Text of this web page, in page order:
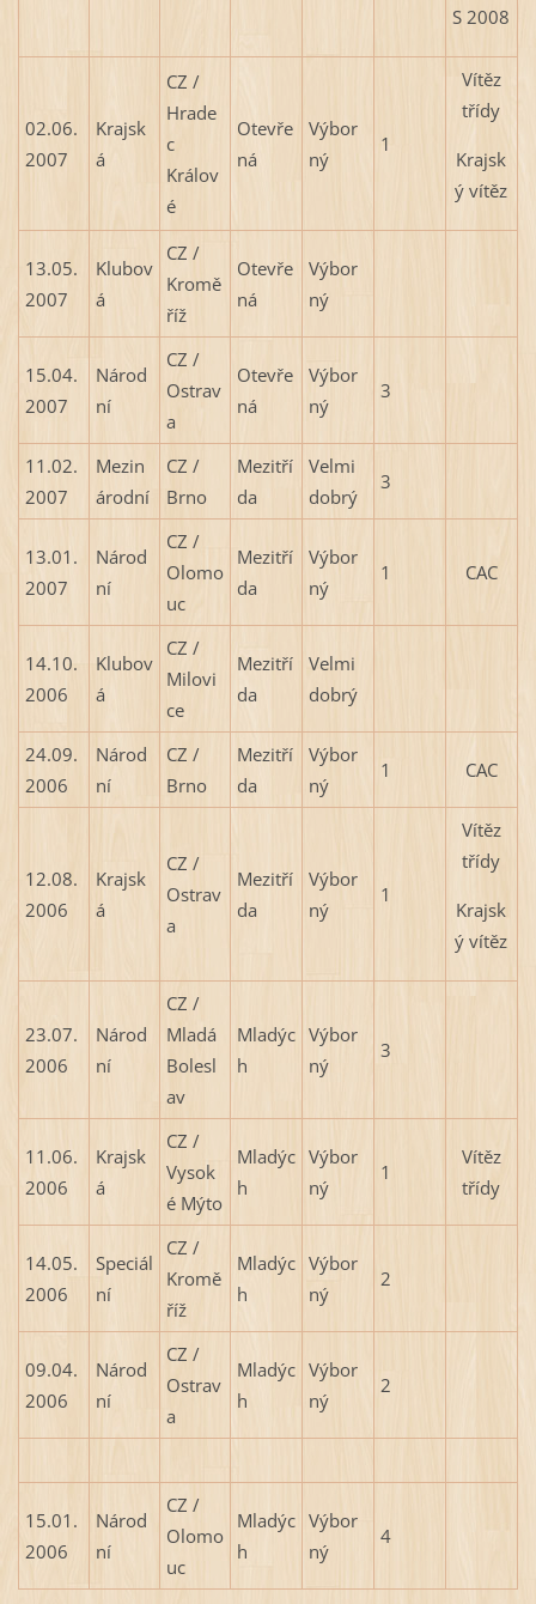
S 2008
02.06.
2007
Krajsk
á
CZ /
Hrade
c
Králov
é
Otevře
ná
Výbor
ný
1
Vítěz
třídy
Krajsk
ý vítěz
13.05.
2007
Klubov
á
CZ /
Kromě
říž
Otevře
ná
Výbor
ný
15.04.
2007
Národ
ní
CZ /
Ostrav
a
Otevře
ná
Výbor
ný
3
11.02.
2007
Mezin
árodní
CZ /
Brno
Mezitří
da
Velmi
dobrý
3
13.01.
2007
Národ
ní
CZ /
Olomo
uc
Mezitří
da
Výbor
ný
1 CAC
14.10.
2006
Klubov
á
CZ /
Milovi
ce
Mezitří
da
Velmi
dobrý
24.09.
2006
Národ
ní
CZ /
Brno
Mezitří
da
Výbor
ný
1 CAC
12.08.
2006
Krajsk
á
CZ /
Ostrav
a
Mezitří
da
Výbor
ný
1
Vítěz
třídy
Krajsk
ý vítěz
23.07.
2006
Národ
ní
CZ /
Mladá
Bolesl
av
Mladýc
h
Výbor
ný
3
11.06.
2006
Krajsk
á
CZ /
Vysok
é Mýto
Mladýc
h
Výbor
ný
1
Vítěz
třídy
14.05.
2006
Speciál
ní
CZ /
Kromě
říž
Mladýc
h
Výbor
ný
2
09.04.
2006
Národ
ní
CZ /
Ostrav
a
Mladýc
h
Výbor
ný
2
15.01.
2006
Národ
ní
CZ /
Olomo
uc
Mladýc
h
Výbor
ný
4